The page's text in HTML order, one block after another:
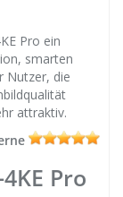
Pro ein
smarten
Nutzer, die
attraktiv.
Pro